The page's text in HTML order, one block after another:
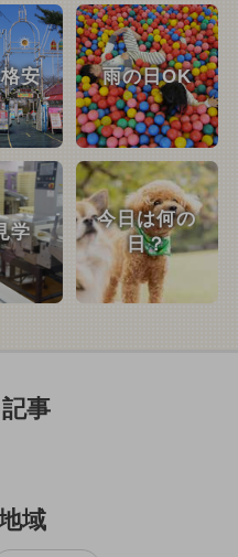
安 雨の日OK
学
今日は何の
日？
事
域